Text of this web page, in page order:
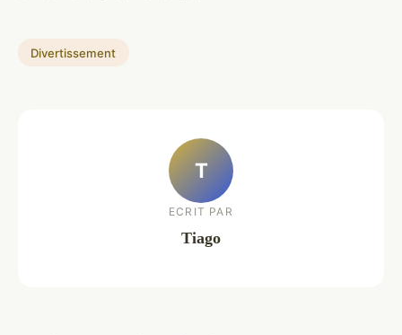
Divertissement
T
ECRIT PAR
Tiago